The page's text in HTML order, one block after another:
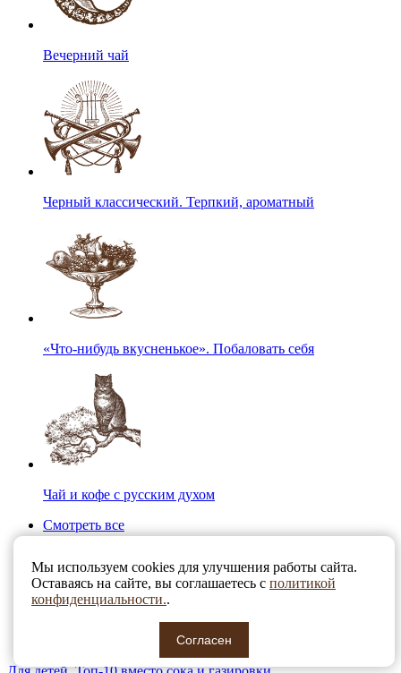
Вечерний чай
Черный классический. Терпкий, ароматный
«Что-нибудь вкусненькое». Побаловать себя
Чай и кофе с русским духом
Смотреть все
Мы используем cookies для улучшения работы сайта.
Оставаясь на сайте, вы соглашаетесь с политикой
конфиденциальности..
Согласен